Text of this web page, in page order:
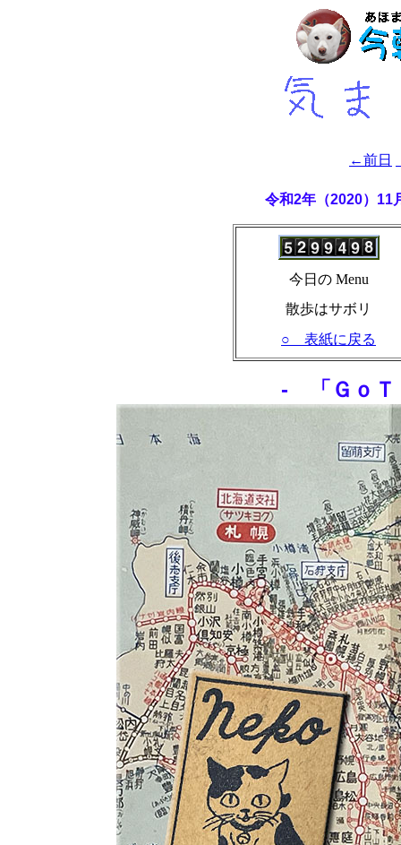
←前日
令和2年（2020）
今日の Menu
散歩はサボリ
○ 表紙に戻る
- 「ＧｏＴ